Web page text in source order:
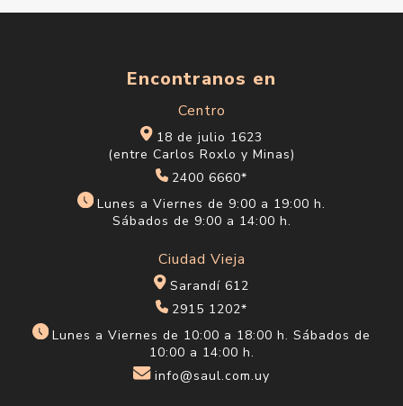
Centro
18 de julio 1623
2400 6660*
Lunes a Viernes de 9:00 a 19:00 h.
Sábados de 9:00 a 14:00 h.